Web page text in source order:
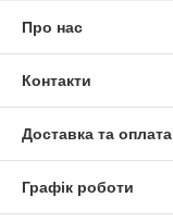
Про нас
Контакти
Доставка та оплата
Графік роботи